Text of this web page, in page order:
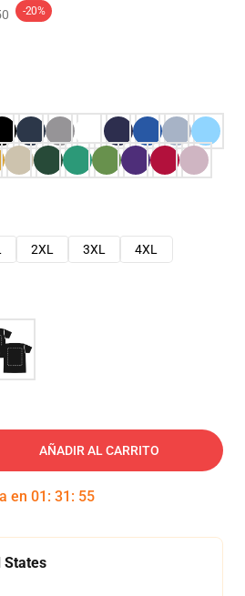
-20%
2XL 3XL
4XL
AÑADIR AL CARRITO
en 01 : 31 : 54
States